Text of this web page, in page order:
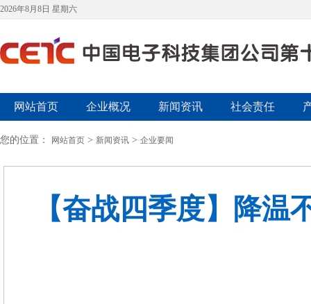
2026年8月8日 星期六
网站首页 企业概况 新闻资讯 社会责任
您的位置： 网站首页 > 新闻资讯 > 企业要闻
【奋战四季度】降